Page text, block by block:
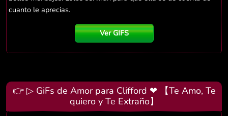
cuanto le aprecias.
Ver GIFS
👉 ▷ GiFs de Amor para Clifford ❤ 【Te Amo, Te
quiero y Te Extraño】